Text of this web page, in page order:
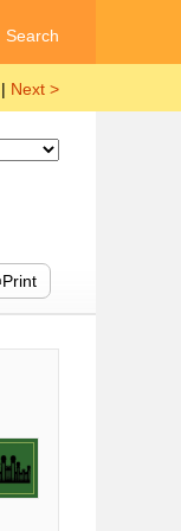
Search
| Next >
Print